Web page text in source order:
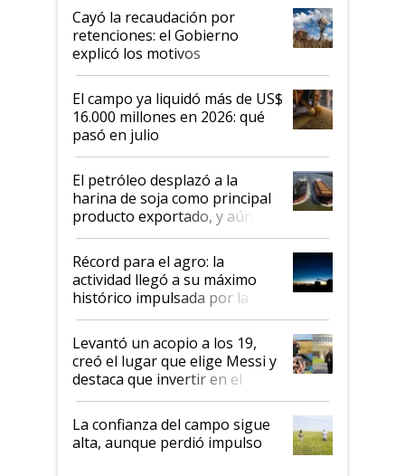
habló del financiamiento al IPCVA
Cayó la recaudación por
retenciones: el Gobierno
explicó los motivos
El campo ya liquidó más de US$
16.000 millones en 2026: qué
pasó en julio
El petróleo desplazó a la
harina de soja como principal
producto exportado, y aún así
el agro aportó casi seis de cada
diez dólares y sostuvo el
liderazgo en un semestre
récord
Récord para el agro: la
actividad llegó a su máximo
histórico impulsada por la
cosecha y las exportaciones
Levantó un acopio a los 19,
creó el lugar que elige Messi y
destaca que invertir en el
kirchnerismo era como "darle
plata a un hijo para droga":
Juan Félix Rossetti, el libertario
que de una dura crisis salió
La confianza del campo sigue
alta, aunque perdió impulso